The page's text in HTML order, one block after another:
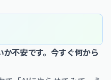
不安です。今すぐ何から